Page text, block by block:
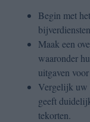
Begin met
Maak een
waaronder
uitgaven
Vergelijk uw
geeft
tekorten.